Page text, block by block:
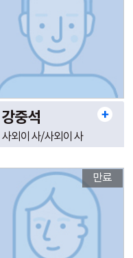
강중석
사외이사/사외이사
만료